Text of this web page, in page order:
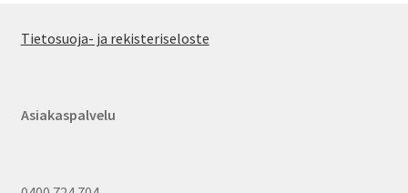
Tietosuoja- ja rekisteriseloste
Asiakaspalvelu